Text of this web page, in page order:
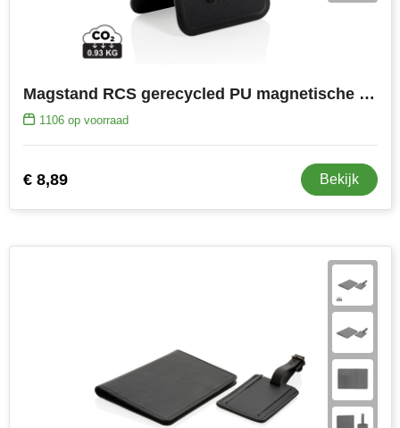
Magstand RCS gerecycled PU magnetische telefoon wallet
1106op voorraad
€ 8,89 Bekijk